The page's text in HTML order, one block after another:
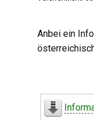
Anbei ein